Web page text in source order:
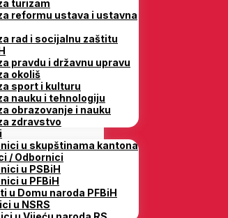
turizam
reformu ustava i ustavna
rad i socijalnu zaštitu
pravdu i državnu upravu
okoliš
sport i kulturu
nauku i tehnologiju
obrazovanje i nauku
zdravstvo
u skupštinama kantona
/ Odbornici
u PSBiH
u PFBiH
u Domu naroda PFBiH
u NSRS